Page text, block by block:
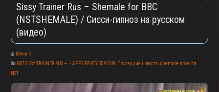
Sissy Trainer Rus – Shemale for BBC
(NSTSHEMALE) / Сисси-гипноз на русском
(видео)
Юлия К.
NST SISSY TRAINER RUS — HAPPY PARTY SEASON
Последние новости shemale-проекта
NST